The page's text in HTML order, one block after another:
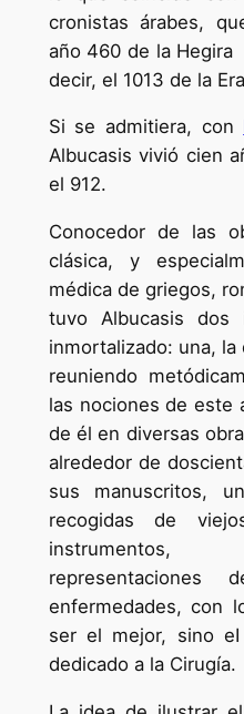
cronistas árabes,
año 460 de la
decir, el 1013 de la
Si se admitiera, con
Albucasis vivió cien
el 912.
Conocedor de las
clásica, y
médica de griegos,
tuvo Albucasis dos
inmortalizado: una, la
reuniendo
las nociones de este
de él en diversas
alrededor de
sus manuscritos,
recogidas de
enfermedades, con
ser el mejor, sino
dedicado a la Cirugía.